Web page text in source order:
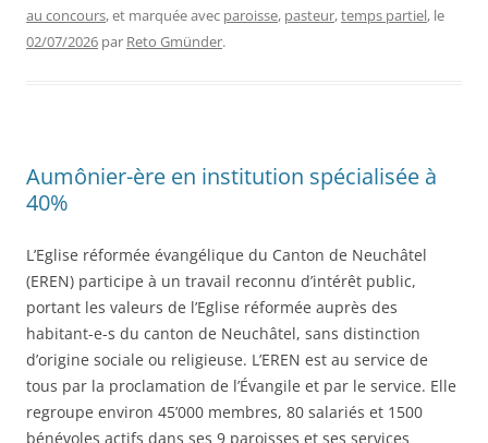
au concours, et marquée avec paroisse, pasteur,temps partiel, le
02/07/2026 par Reto Gmünder.
Aumônier-ère en institution spécialisée à
40%
L’Eglise réformée évangélique du Canton de Neuchâtel
(EREN) participe à un travail reconnu d’intérêt public,
portant les valeurs de l’Eglise réformée auprès des
habitant-e-s du canton de Neuchâtel, sans distinction
d’origine sociale ou religieuse. L’EREN est au service de
tous par la proclamation de l’Évangile et par le service. Elle
regroupe environ 45’000 membres, 80 salariés et 1500
bénévoles actifs dans ses 9 paroisses et ses services